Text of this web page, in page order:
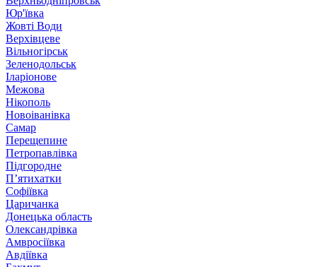
Юр'ївка
Жовті Води
Верхівцеве
Вільногірськ
Зеленодольськ
Іларіонове
Межова
Нікополь
Новоіванівка
Самар
Перещепине
Петропавлівка
Підгородне
П’ятихатки
Софіївка
Царичанка
Донецька область
Олександрівка
Амвросіївка
Авдіївка